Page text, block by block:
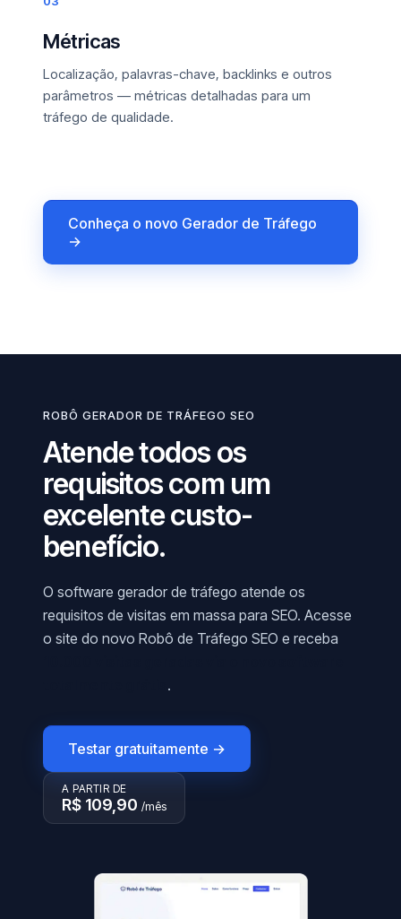
Métricas
Localização, palavras-chave, backlinks e outros
parâmetros — métricas detalhadas para um
tráfego de qualidade.
Conheça o novo Gerador de Tráfego
→
ROBÔ GERADOR DE TRÁFEGO SEO
Atende todos os
requisitos com um
excelente custo-
benefício.
O software gerador de tráfego atende os
requisitos de visitas em massa para SEO. Acesse
o site do novo Robô de Tráfego SEO e receba
.
Testar gratuitamente →
A PARTIR DE
R$ 109,90 /mês